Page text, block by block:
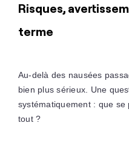
Risques,
terme
Au-delà des nausées
bien plus sérieux. Une
systématiquement : que
tout ?